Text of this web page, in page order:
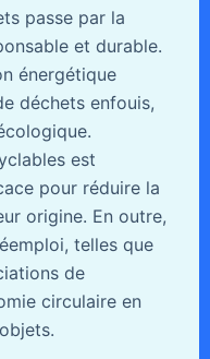
passe par la
et durable.
énergétique
déchets enfouis,
est
pour réduire la
origine. En outre,
telles que
de
circulaire en